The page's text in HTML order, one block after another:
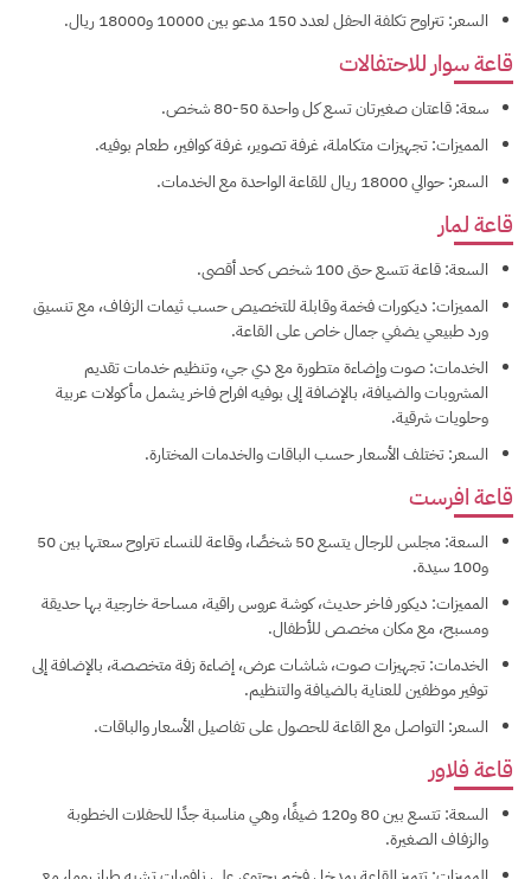
السعر: تتراوح تكلفة الحفل لعدد 150 مدعو بين 10000 و18000 ريال.
قاعة سوار للاحتفالات
سعة: قاعتان صغيرتان تسع كل واحدة 50-80 شخص.
المميزات: تجهيزات متكاملة، غرفة تصوير، غرفة كوافير، طعام بوفيه.
السعر: حوالي 18000 ريال للقاعة الواحدة مع الخدمات.
قاعة لمار
السعة: قاعة تتسع حتى 100 شخص كحد أقصى.
المميزات: ديكورات فخمة وقابلة للتخصيص حسب ثيمات الزفاف، مع تنسيق
ورد طبيعي يضفي جمال خاص على القاعة.
الخدمات: صوت وإضاءة متطورة مع دي جي، وتنظيم خدمات تقديم
المشروبات والضيافة، بالإضافة إلى بوفيه افراح فاخر يشمل مأكولات عربية
وحلويات شرقية.
السعر: تختلف الأسعار حسب الباقات والخدمات المختارة.
قاعة افرست
السعة: مجلس للرجال يتسع 50 شخصًا، وقاعة للنساء تتراوح سعتها بين 50
و100 سيدة.
المميزات: ديكور فاخر حديث، كوشة عروس راقية، مساحة خارجية بها حديقة
ومسبح، مع مكان مخصص للأطفال.
الخدمات: تجهيزات صوت، شاشات عرض، إضاءة زفة متخصصة، بالإضافة إلى
توفير موظفين للعناية بالضيافة والتنظيم.
السعر: التواصل مع القاعة للحصول على تفاصيل الأسعار والباقات.
قاعة فلاور
السعة: تتسع بين 80 و120 ضيفًا، وهي مناسبة جدًا للحفلات الخطوبة
والزفاف الصغيرة.